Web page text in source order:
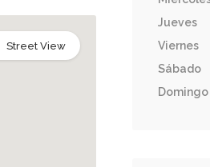
Street View
Jueves
Viernes
Sábado
Domingo